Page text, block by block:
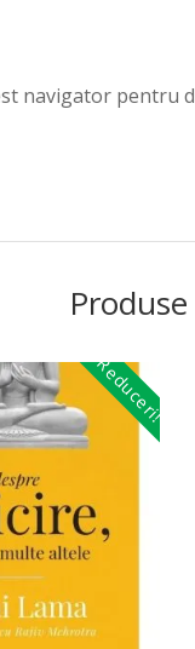
navigator pentru
Reduceri!